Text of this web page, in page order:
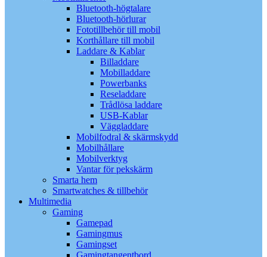
Bluetooth-högtalare
Bluetooth-hörlurar
Fototillbehör till mobil
Korthållare till mobil
Laddare & Kablar
Billaddare
Mobilladdare
Powerbanks
Reseladdare
Trådlösa laddare
USB-Kablar
Väggladdare
Mobilfodral & skärmskydd
Mobilhållare
Mobilverktyg
Vantar för pekskärm
Smarta hem
Smartwatches & tillbehör
Multimedia
Gaming
Gamepad
Gamingmus
Gamingset
Gamingtangentbord